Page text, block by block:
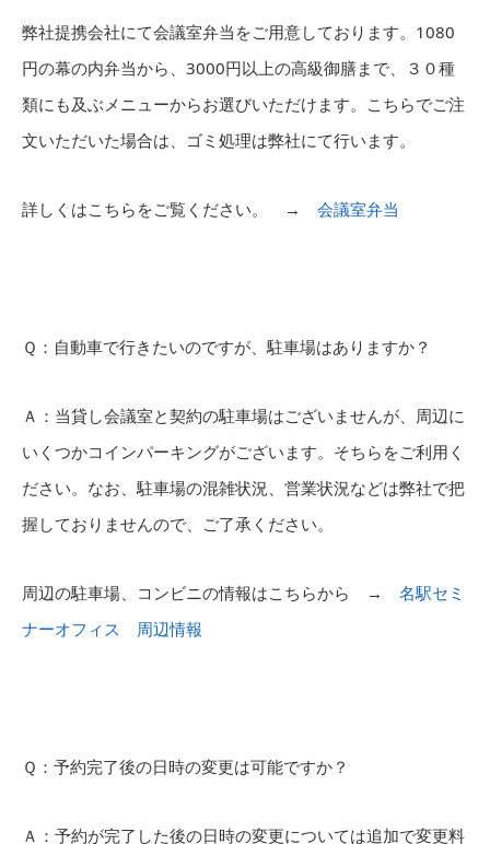
弊社提携会社にて会議室弁当をご用意しております。1080
円の幕の内弁当から、3000円以上の高級御膳まで、３０種
類にも及ぶメニューからお選びいただけます。こちらでご注
文いただいた場合は、ゴミ処理は弊社にて行います。
詳しくはこちらをご覧ください。 → 会議室弁当
Ｑ：自動車で行きたいのですが、駐車場はありますか？
Ａ：当貸し会議室と契約の駐車場はございませんが、周辺に
いくつかコインパーキングがございます。そちらをご利用く
ださい。なお、駐車場の混雑状況、営業状況などは弊社で把
握しておりませんので、ご了承ください。
周辺の駐車場、コンビニの情報はこちらから → 名駅セミ
ナーオフィス 周辺情報
Ｑ：予約完了後の日時の変更は可能ですか？
Ａ：予約が完了した後の日時の変更については追加で変更料